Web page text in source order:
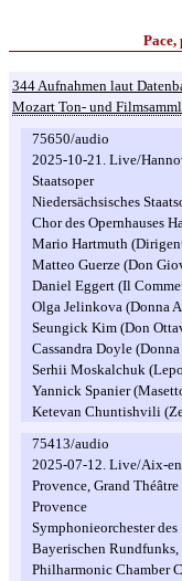
Pace,
344 Aufnahmen laut
Mozart Ton- und
75650/audio
2025-10-21. Live/
Staatsoper
Niedersächsisches
Chor des Opernhauses
Mario Hartmuth
Matteo Guerze (Don
Daniel Eggert (Il
Olga Jelinkova (Donna
Seungick Kim (Don
Cassandra Doyle
Serhii Moskalchuk
Yannick Spanier
Ketevan Chuntishvili
75413/audio
2025-07-12. Live/Aix-
Provence, Grand Théâtre
Provence
Symphonieorchester des
Bayerischen
Philharmonic Chamber